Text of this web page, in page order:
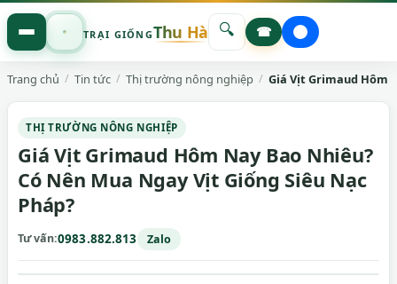
TRẠI GIỐNGThu Hà 🔍 ☎
Trang chủ Tin tức Thị trường nông nghiệp Giá Vịt Grimaud Hôm
THỊ TRƯỜNG NÔNG NGHIỆP
Giá Vịt Grimaud Hôm Nay Bao Nhiêu?
Có Nên Mua Ngay Vịt Giống Siêu Nạc
Pháp?
Tư vấn 0983.882.813 Zalo